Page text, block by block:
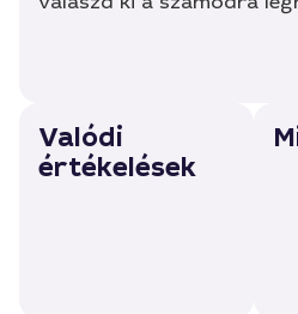
Valódi
értékelések